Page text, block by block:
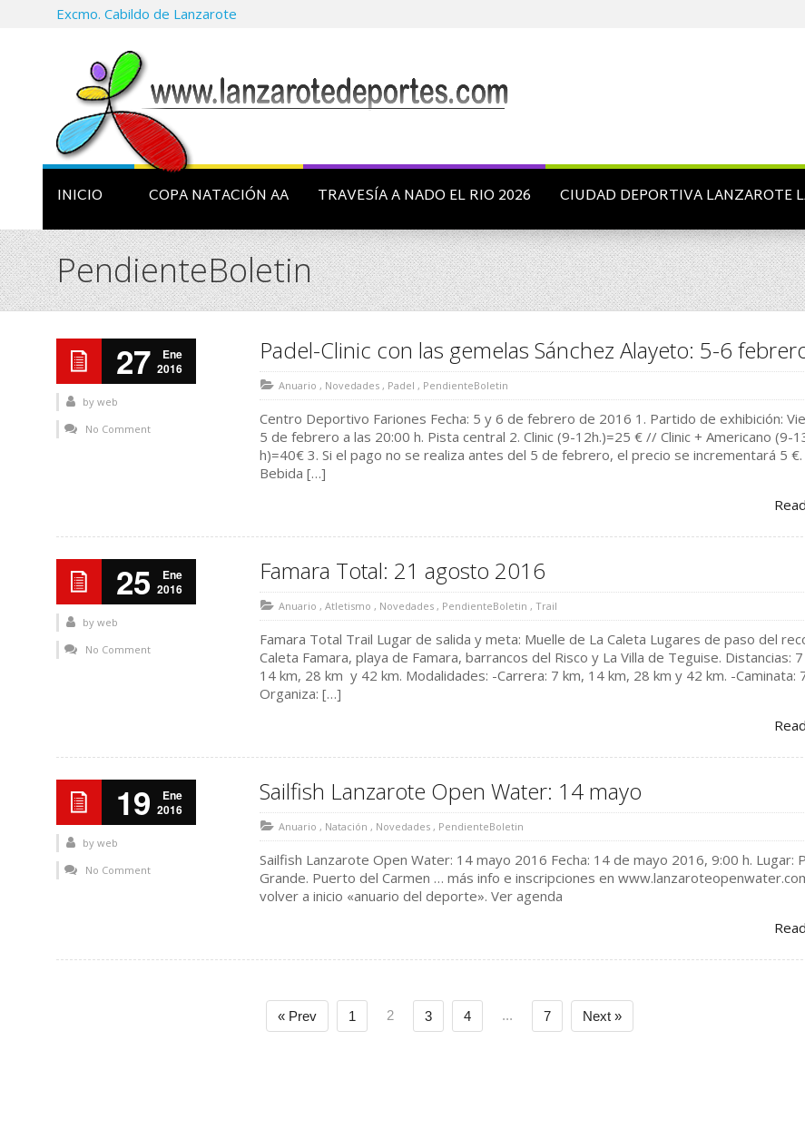
Excmo. Cabildo de Lanzarote
INICIO COPA NATACIÓN AA TRAVESÍA A NADO EL RIO 2026 CIUDAD DEPORTIVA LANZAROTE
PendienteBoletin
27
Ene
2016
by web
No Comment
Padel-Clinic con las gemelas Sánchez Alayeto: 5-6
Anuario , Novedades , Padel , PendienteBoletin
Centro Deportivo Fariones Fecha: 5 y 6 de febrero de 2016 1. Partido de exhibición:
5 de febrero a las 20:00 h. Pista central 2. Clinic (9-12h.)=25 € // Clinic + Americano (9-
h)=40€ 3. Si el pago no se realiza antes del 5 de febrero, el precio se incrementará 5 €.
Bebida […]
25
Ene
2016
by web
No Comment
Famara Total: 21 agosto 2016
Anuario ,Atletismo , Novedades , PendienteBoletin ,Trail
Famara Total Trail Lugar de salida y meta: Muelle de La Caleta Lugares de paso del
Caleta Famara, playa de Famara, barrancos del Risco y La Villa de Teguise. Distancias:
14 km, 28 km y 42 km. Modalidades: -Carrera: 7 km, 14 km, 28 km y 42 km. -Caminata:
Organiza: […]
19
Ene
2016
by web
No Comment
Sailfish Lanzarote Open Water: 14 mayo
Anuario , Natación , Novedades , PendienteBoletin
Sailfish Lanzarote Open Water: 14 mayo 2016 Fecha: 14 de mayo 2016, 9:00 h. Lugar:
Grande. Puerto del Carmen … más info e inscripciones en
volver a inicio «anuario del deporte». Ver agenda
« Prev 1 2 3 4 ... 7 Next »